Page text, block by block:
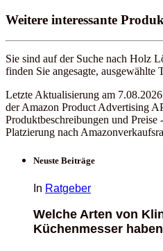
Weitere interessante
Sie sind auf der Suche nach Holz
finden Sie angesagte,
Letzte Aktualisierung am
der Amazon Product Advertising
Produktbeschreibungen und
Platzierung nach
Neuste Beiträge
In Ratgeber
Welche Arten von
Küchenmesser